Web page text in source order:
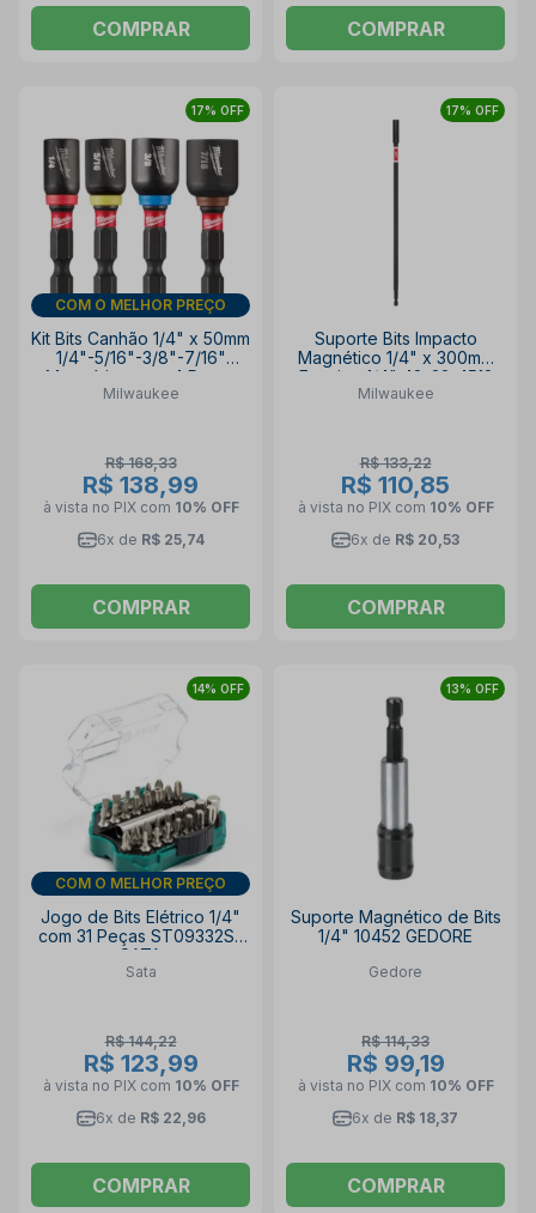
COMPRAR COMPRAR
17% OFF
DIA DOS PAIS
Kit Bits Canhão 1/4" x 50mm
1/4"-5/16"-3/8"-7/16"
Magnético com 4 Peças
49-66-4562 MILWAUKEE
Milwaukee
R$ 168,33
R$ 138,99
à vista no PIX com 10% OFF
6x de R$ 25,74
COMPRAR
17% OFF
Suporte Bits Impacto
Magnético 1/4" x 300mm
Encaixe 1/4" 48-32-4512
MILWAUKEE
Milwaukee
R$ 133,22
R$ 110,85
à vista no PIX com 10% OFF
6x de R$ 20,53
COMPRAR
14% OFF
DIA DOS PAIS
Jogo de Bits Elétrico 1/4"
com 31 Peças ST09332SJ
SATA
Sata
R$ 144,22
R$ 123,99
à vista no PIX com 10% OFF
6x de R$ 22,96
COMPRAR
13% OFF
Suporte Magnético de Bits
1/4" 10452 GEDORE
Gedore
R$ 114,33
R$ 99,19
à vista no PIX com 10% OFF
6x de R$ 18,37
COMPRAR